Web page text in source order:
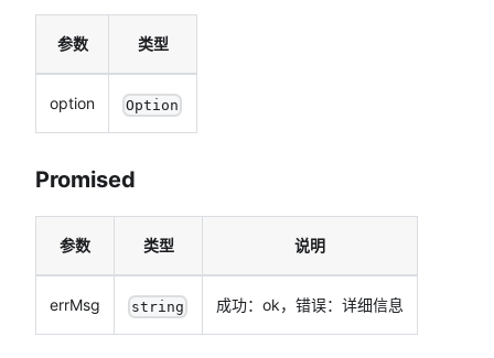
参数 类型
option Option
Promised
参数 类型 说明
errMsg string 成功：ok，错误：详细信息